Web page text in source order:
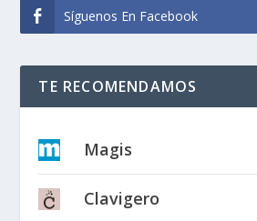
Síguenos En Facebook
TE RECOMENDAMOS
Magis
Clavigero